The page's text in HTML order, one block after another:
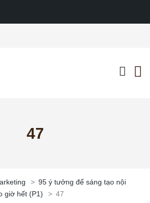
47
> 95 ý tưởng để sáng tạo nội
giờ hết (P1)
> 47